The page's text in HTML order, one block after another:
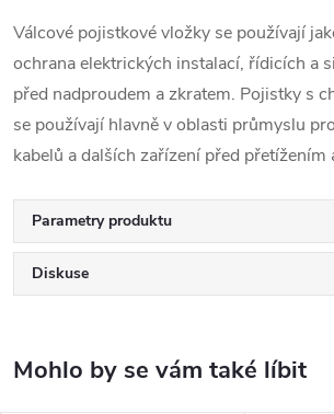
Válcové pojistkové vložky se používají
ochrana elektrických instalací, řídicích a
před nadproudem a zkratem. Pojistky s
se používají hlavně v oblasti průmyslu
kabelů a dalších zařízení před přetížením
Parametry produktu
Diskuse